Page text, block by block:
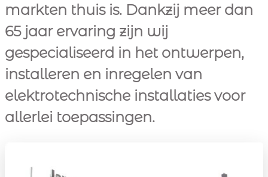
markten thuis is. Dankzij meer dan
65 jaar ervaring zijn wij
gespecialiseerd in het ontwerpen,
installeren en inregelen van
elektrotechnische installaties voor
allerlei toepassingen.